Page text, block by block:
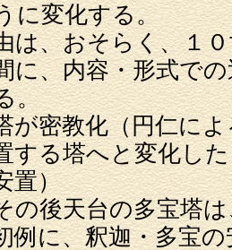
に変化する。
は、おそらく、１
に、内容・形式で
。
が密教化（円仁に
する塔へと変化し
置）
の後天台の多宝塔
例に、釈迦・多宝